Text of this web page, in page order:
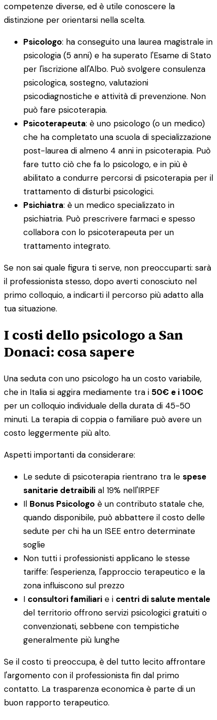
competenze diverse, ed è utile conoscere la
distinzione per orientarsi nella scelta.
Psicologo: ha conseguito una laurea magistrale in
psicologia (5 anni) e ha superato l'Esame di Stato
per l'iscrizione all'Albo. Può svolgere consulenza
psicologica, sostegno, valutazioni
psicodiagnostiche e attività di prevenzione. Non
può fare psicoterapia.
Psicoterapeuta: è uno psicologo (o un medico)
che ha completato una scuola di specializzazione
post-laurea di almeno 4 anni in psicoterapia. Può
fare tutto ciò che fa lo psicologo, e in più è
abilitato a condurre percorsi di psicoterapia per il
trattamento di disturbi psicologici.
Psichiatra: è un medico specializzato in
psichiatria. Può prescrivere farmaci e spesso
collabora con lo psicoterapeuta per un
trattamento integrato.
Se non sai quale figura ti serve, non preoccuparti: sarà
il professionista stesso, dopo averti conosciuto nel
primo colloquio, a indicarti il percorso più adatto alla
tua situazione.
I costi dello psicologo a San
Donaci: cosa sapere
Una seduta con uno psicologo ha un costo variabile,
che in Italia si aggira mediamente tra i 50€ e i 100€
per un colloquio individuale della durata di 45-50
minuti. La terapia di coppia o familiare può avere un
costo leggermente più alto.
Aspetti importanti da considerare:
Le sedute di psicoterapia rientrano tra le spese
sanitarie detraibili al 19% nell'IRPEF
Il Bonus Psicologo è un contributo statale che,
quando disponibile, può abbattere il costo delle
sedute per chi ha un ISEE entro determinate
soglie
Non tutti i professionisti applicano le stesse
tariffe: l'esperienza, l'approccio terapeutico e la
zona influiscono sul prezzo
I consultori familiari e i centri di salute mentale
del territorio offrono servizi psicologici gratuiti o
convenzionati, sebbene con tempistiche
generalmente più lunghe
Se il costo ti preoccupa, è del tutto lecito affrontare
l'argomento con il professionista fin dal primo
contatto. La trasparenza economica è parte di un
buon rapporto terapeutico.